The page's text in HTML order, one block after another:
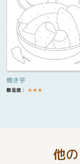
焼き芋
難易度： ★★★
他